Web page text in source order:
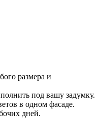
размера и
под вашу задумку.
в одном фасаде.
дней.